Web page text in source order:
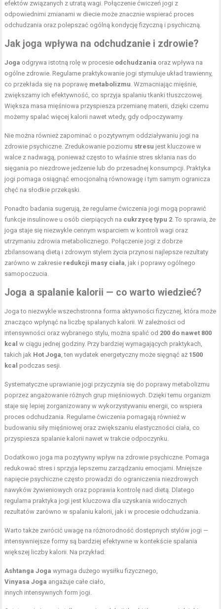
efektów związanych z utratą wagi. Połączenie ćwiczeń jogi z
odpowiednimi zmianami w diecie może znacznie wspierać proces
odchudzania oraz polepszać ogólną kondycję fizyczną i psychiczną.
Jak joga wpływa na odchudzanie i zdrowie?
Joga odgrywa istotną rolę w procesie odchudzania oraz wpływa na
ogólne zdrowie. Regularne praktykowanie jogi stymuluje układ trawienny,
co przekłada się na poprawę metabolizmu. Wzmacniając mięśnie,
zwiększamy ich efektywność, co sprzyja spalaniu tkanki tłuszczowej.
Większa masa mięśniowa przyspiesza przemianę materii, dzięki czemu
możemy spalać więcej kalorii nawet wtedy, gdy odpoczywamy.
Nie można również zapominać o pozytywnym oddziaływaniu jogi na
zdrowie psychiczne. Zredukowanie poziomu stresu jest kluczowe w
walce z nadwagą, ponieważ często to właśnie stres skłania nas do
sięgania po niezdrowe jedzenie lub do przesadnej konsumpcji. Praktyka
jogi pomaga osiągnąć emocjonalną równowagę i tym samym ogranicza
chęć na słodkie przekąski.
Ponadto badania sugerują, że regularne ćwiczenia jogi mogą poprawić
funkcje insulinowe u osób cierpiących na cukrzycę typu 2. To sprawia, że
joga staje się niezwykle cennym wsparciem w kontroli wagi oraz
utrzymaniu zdrowia metabolicznego. Połączenie jogi z dobrze
zbilansowaną dietą i zdrowym stylem życia przynosi najlepsze rezultaty
zarówno w zakresie redukcji masy ciała, jak i poprawy ogólnego
samopoczucia.
Joga a spalanie kalorii — co warto wiedzieć?
Joga to niezwykle wszechstronna forma aktywności fizycznej, która może
znacząco wpłynąć na liczbę spalanych kalorii. W zależności od
intensywności oraz wybranego stylu, można spalić od 200 do nawet 800
kcal w ciągu jednej godziny. Przy bardziej wymagających praktykach,
takich jak Hot Joga, ten wydatek energetyczny może sięgnąć aż 1500
kcal podczas sesji.
Systematyczne uprawianie jogi przyczynia się do poprawy metabolizmu
poprzez angażowanie różnych grup mięśniowych. Dzięki temu organizm
staje się lepiej zorganizowany w wykorzystywaniu energii, co wspiera
proces odchudzania. Regularne ćwiczenia pomagają również w
budowaniu siły mięśniowej oraz zwiększaniu elastyczności ciała, co
przyspiesza spalanie kalorii nawet w trakcie odpoczynku.
Dodatkowo joga ma pozytywny wpływ na zdrowie psychiczne. Pomaga
redukować stres i sprzyja lepszemu zarządzaniu emocjami. Mniejsze
napięcie psychiczne często prowadzi do ograniczenia niezdrowych
nawyków żywieniowych oraz poprawia kontrolę nad dietą. Dlatego
regularna praktyka jogi jest kluczowa dla uzyskania widocznych
rezultatów zarówno w spalaniu kalorii, jak i w procesie odchudzania.
Warto także zwrócić uwagę na różnorodność dostępnych stylów jogi —
intensywniejsze formy są bardziej efektywne w kontekście spalania
większej liczby kalorii. Na przykład:
Ashtanga Joga wymaga dużego wysiłku fizycznego,
Vinyasa Joga angażuje całe ciało,
innych intensywnych form jogi.